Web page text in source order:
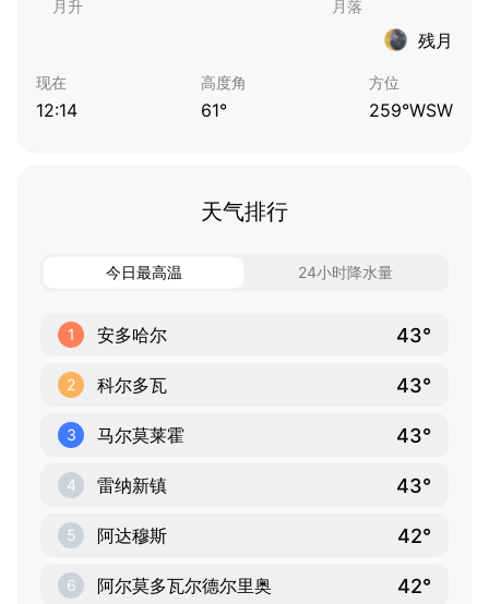
残月
现在
12:14
高度角
61°
方位
259°WSW
天气排行
今日最高温 24小时降水量
1 安多哈尔 43°
2 科尔多瓦 43°
3 马尔莫莱霍 43°
4 雷纳新镇 43°
5 阿达穆斯 42°
6 阿尔莫多瓦尔德尔里奥 42°